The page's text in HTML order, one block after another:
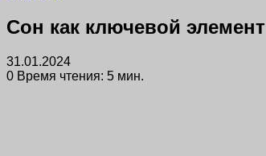
Сон как ключевой
31.01.2024
0 Время чтения: 5 мин.